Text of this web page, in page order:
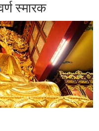
स्मारक